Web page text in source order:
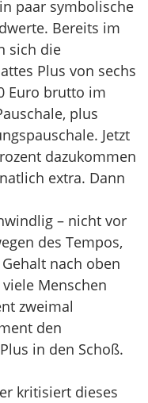
paar symbolische
Bereits im
sich die
Plus von sechs
Euro brutto im
plus
Jetzt
dazukommen
extra. Dann
– nicht vor
des Tempos,
nach oben
Menschen
zweimal
den
in den Schoß.
kritisiert dieses